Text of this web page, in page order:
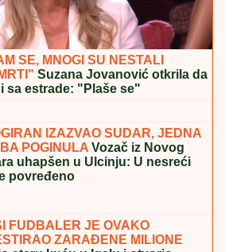
Vratio se legendarni
SUDAR NA GAZELI
Jedna
odmah prevezena u bolnicu,
se gužve
Radanović se oglasila nakon
Ane Nikolić zbog Raleta